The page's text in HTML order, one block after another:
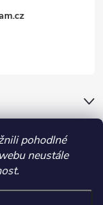
pohodlné
neustále